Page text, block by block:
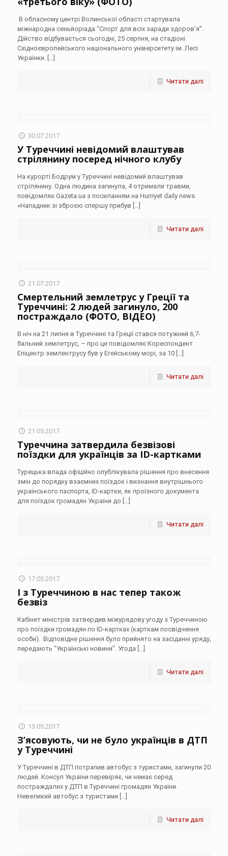
В обласному центрі Волинської області стартувала
міжнародна сеньйоріада “Спорт для всіх заради здоров’я”.
Дійство відбувається сьогодні, 25 серпня, на стадіоні
Східноєвропейського національного університету ім. Лесі
Українки. […]
Читати далі
30.07.2017
У Туреччині невідомий влаштував
стрілянину посеред нічного клубу
На курорті Бодрум у Туреччині невідомий влаштував
стрілянину. Одна людина загинула, 4 отримали травми,
повідомляє Gazeta.ua з посиланням на Hurriyet daily news.
«Нападник зі зброєю спершу прибув […]
Читати далі
21.07.2017
Смертельний землетрус у Греції та
Туреччині: 2 людей загинуло, 200
постраждало (ФОТО, ВІДЕО)
В ніч на 21 липня в Туреччині та Греції стався потужний 6,7-
бальний землетрус, – про це повідомляє Кореспондент.
Епіцентр землентрусу був у Егейському морі, за 10[…]
Читати далі
21.05.2017
Туреччина затвердила безвізові
поїздки для українців за ID-картками
Турецька влада офіційно опублікувала рішення про внесення
змін до порядку взаємних поїздок і визнання внутрішнього
українського паспорта, ID-картки, як проїзного документа
для поїздок громадян України до […]
Читати далі
17.05.2017
І з Туреччиною в нас тепер також
безвіз
Кабінет міністрів затвердив міжурядову угоду з Туреччиною
про поїздки громадян по ID-картках (карткам посвідчення
особи). Відповідне рішення було прийнято на засіданні уряду,
передають “Українські новини”. Угода […]
Читати далі
13.05.2017
З’ясовують, чи не було українців в ДТП
у Туреччині
У Туреччині в ДТП потрапив автобус з туристами, загинули 20
людей. Консул України перевіряє, чи немає серед
постраждалих у ДТП в Туреччині громадян України.
Невеликий автобус з туристами […]
Читати далі